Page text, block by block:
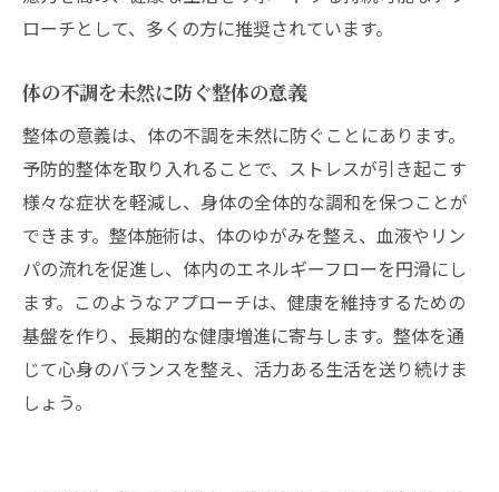
整体施術後の効果を持続させる方法
整体を通じたポジティブな生活変化
ローチとして、多くの方に推奨されています。
体の不調を未然に防ぐ整体の意義
整体の意義は、体の不調を未然に防ぐことにあります。
予防的整体を取り入れることで、ストレスが引き起こす
様々な症状を軽減し、身体の全体的な調和を保つことが
できます。整体施術は、体のゆがみを整え、血液やリン
パの流れを促進し、体内のエネルギーフローを円滑にし
ます。このようなアプローチは、健康を維持するための
基盤を作り、長期的な健康増進に寄与します。整体を通
じて心身のバランスを整え、活力ある生活を送り続けま
しょう。